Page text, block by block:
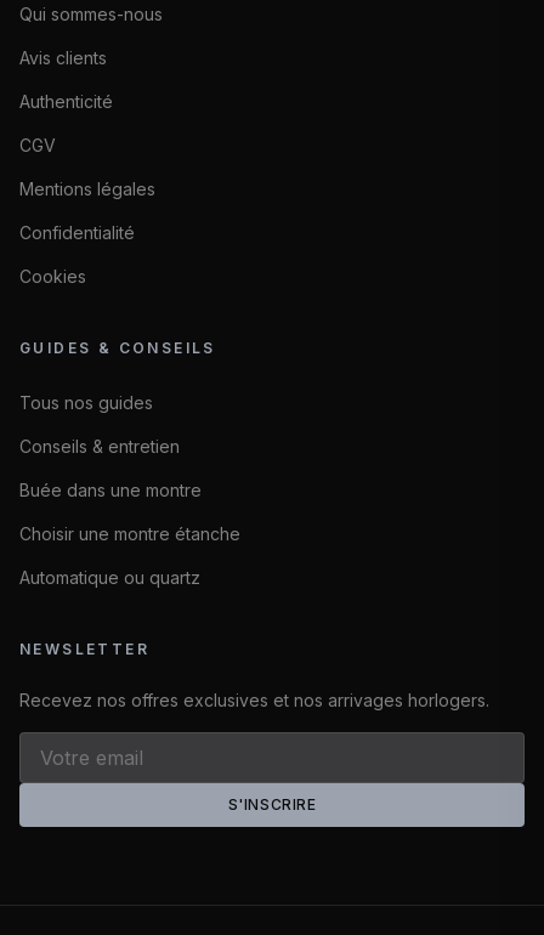
Qui sommes-nous
Avis clients
Authenticité
CGV
Mentions légales
Confidentialité
Cookies
GUIDES & CONSEILS
Tous nos guides
Conseils & entretien
Buée dans une montre
Choisir une montre étanche
Automatique ou quartz
NEWSLETTER
Recevez nos offres exclusives et nos arrivages horlogers.
S'INSCRIRE